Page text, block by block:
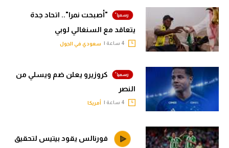
"أصبحت نمرا".. اتحاد جدة
يتعاقد مع السنغالي لوبي
سعودي في الجول
كروزيرو يعلن ضم ويسلي من
النصر
أمريكا
فورنالس يقود بيتيس لتحقيق